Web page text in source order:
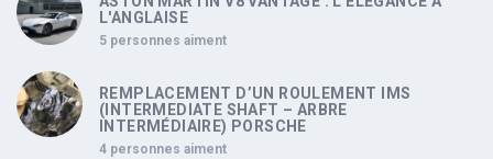
L'ANGLAISE
5 personnes aiment
REMPLACEMENT D’UN ROULEMENT IMS
(INTERMEDIATE SHAFT – ARBRE
INTERMÉDIAIRE) PORSCHE
4 personnes aiment